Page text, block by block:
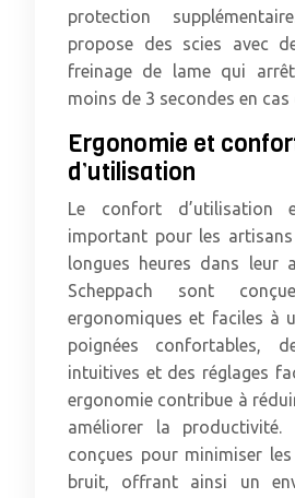
protection
propose des scies avec
freinage de lame qui
moins de 3 secondes en cas
Ergonomie et
d’utilisation
Le confort d’utilisation
important pour les
longues heures dans leur
Scheppach sont
ergonomiques et faciles à
poignées confortables,
intuitives et des réglages
ergonomie contribue à
améliorer la productivité.
conçues pour minimiser
bruit, offrant ainsi un